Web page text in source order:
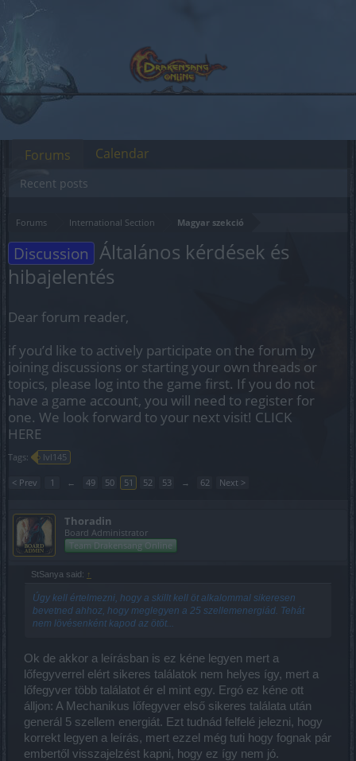
Forums International Section Magyar szekció
Discussion Általános kérdések és
hibajelentés
Dear forum reader,
if you’d like to actively participate on the forum by
joining discussions or starting your own threads or
topics, please log into the game first. If you do not
have a game account, you will need to register for
one. We look forward to your next visit! CLICK
HERE
Tags: lvl145
< Prev 1 ← 49 50 51 52 53 → 62 Next >
Thoradin
Board Administrator
Team Drakensang Online
StSanya said: ↑
Úgy kell értelmezni, hogy a skillt kell öt alkalommal sikeresen
bevetned ahhoz, hogy meglegyen a 25 szellemenergiád. Tehát
nem lövésenként kapod az ötöt...
Ok de akkor a leírásban is ez kéne legyen mert a
lőfegyverrel elért sikeres találatok nem helyes így, mert a
lőfegyver több találatot ér el mint egy. Ergó ez kéne ott
álljon: A Mechanikus lőfegyver első sikeres találata után
generál 5 szellem energiát. Ezt tudnád felfelé jelezni, hogy
korrekt legyen a leírás, mert ezzel még tuti hogy fognak pár
embertől visszajelzést kapni, hogy ez így nem jó.
Forums
Recent posts
Calendar